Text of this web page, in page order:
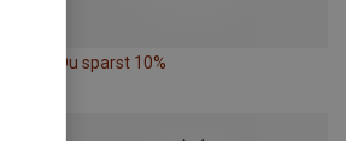
Du sparst 10%